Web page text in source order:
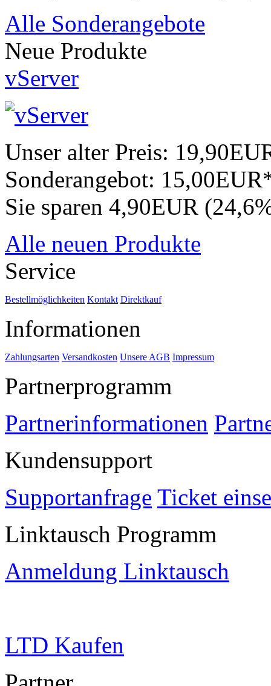
Alle Sonderangebote
Neue Produkte
vServer
Unser alter Preis:
Sonderangebot:
Sie sparen 4,90EUR
Alle neuen Produkte
Service
Bestellmöglichkeiten Kontakt Direktkauf
Informationen
Zahlungsarten Versandkosten Unsere AGB Impressum
Partnerprogramm
Partnerinformationen
Kundensupport
Supportanfrage Ticket
Linktausch Programm
Anmeldung Linktausch
LTD Kaufen